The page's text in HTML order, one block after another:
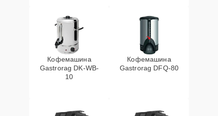
Кофемашина
Gastrorag DK-WB-
10
Кофемашина
Gastrorag DFQ-80